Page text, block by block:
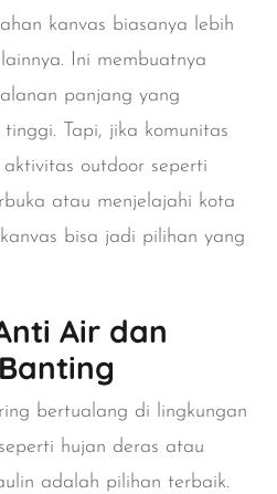
kanvas biasanya lebih
Ini membuatnya
panjang yang
Tapi, jika komunitas
outdoor seperti
atau menjelajahi kota
bisa jadi pilihan yang
Air dan
bertualang di lingkungan
hujan deras atau
adalah pilihan terbaik.